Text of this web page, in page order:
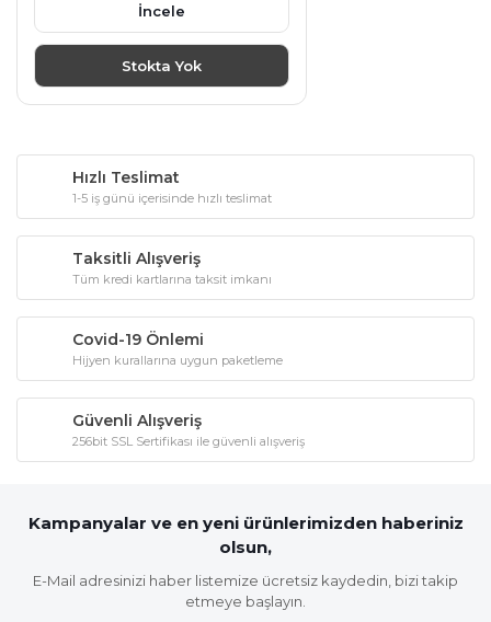
İncele
Stokta Yok
Hızlı Teslimat
1-5 iş günü içerisinde hızlı teslimat
Taksitli Alışveriş
Tüm kredi kartlarına taksit imkanı
Covid-19 Önlemi
Hijyen kurallarına uygun paketleme
Güvenli Alışveriş
256bit SSL Sertifikası ile güvenli alışveriş
Kampanyalar ve en yeni ürünlerimizden haberiniz
olsun,
E-Mail adresinizi haber listemize ücretsiz kaydedin, bizi takip
etmeye başlayın.